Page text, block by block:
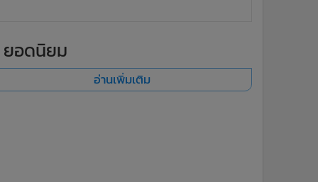
ยอดนิยม
อ่านเพิ่มเติม